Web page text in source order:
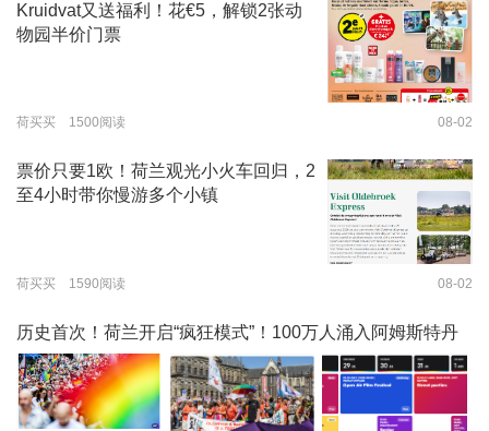
Kruidvat又送福利！花€5，解锁2张动
物园半价门票
荷买买 1500阅读 08-02
票价只要1欧！荷兰观光小火车回归，2
至4小时带你慢游多个小镇
荷买买 1590阅读 08-02
历史首次！荷兰开启“疯狂模式”！100万人涌入阿姆斯特丹